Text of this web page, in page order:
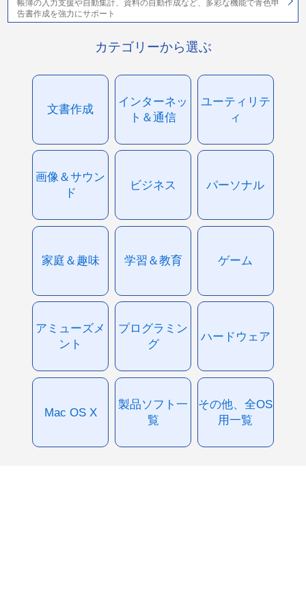
帳簿の入力支援や自動集計、資料の自動作成など、多彩な機能で青色申
告書作成を強力にサポート
カテゴリーから選ぶ
文書作成
インターネッ
ト＆通信
ユーティリテ
ィ
画像＆サウン
ド
ビジネス パーソナル
家庭＆趣味 学習＆教育 ゲーム
アミューズメ
ント
プログラミン
グ
ハードウェア
Mac OS X
製品ソフト一
覧
その他、全OS
用一覧